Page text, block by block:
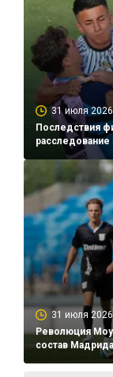
31 июля
Последствия
расследование
31 июля
Революция
состав Мадрида